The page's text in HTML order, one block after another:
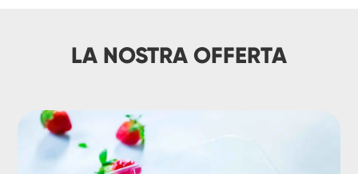
LA NOSTRA OFFERTA